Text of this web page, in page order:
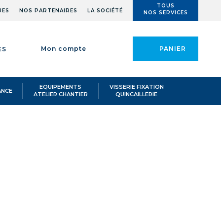
NOS PARTENAIRES LA SOCIÉTÉ
TOUS
NOS SERVICES
Mon compte PANIER
EQUIPEMENTS
ATELIER CHANTIER
VISSERIE FIXATION
QUINCAILLERIE